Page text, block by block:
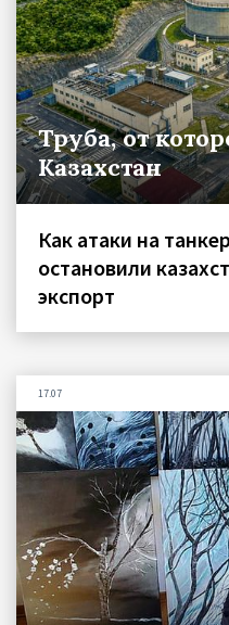
Труба, от
Казахстан
Как атаки на
остановили
экспорт
17.07